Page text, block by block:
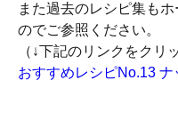
また過去のレシピ集も
のでご参照ください。
（↓下記のリンクをクリ
おすすめレシピNo.13